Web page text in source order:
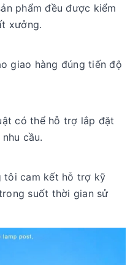
phẩm đều được kiểm
xưởng.
giao hàng đúng tiến độ
có thể hỗ trợ lắp đặt
cầu.
tôi cam kết hỗ trợ kỹ
suốt thời gian sử